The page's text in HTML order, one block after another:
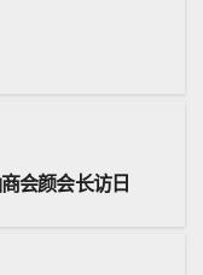
会颜会长访日